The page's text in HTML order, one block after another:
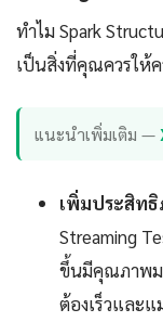
ทำไม Spark
เป็นสิ่งที่คุณควรให้
แนะนำเพิ่มเติม —
เพิ่มประสิท
Streaming
ขึ้นมีคุณภาพม
ต้องเร็วและ